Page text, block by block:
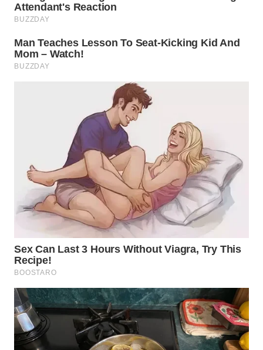
PURWAKARTA
WN
WN
SOLO
WN
BOROBUDUR
WN
MADURA
WN
SURABAYA
WN